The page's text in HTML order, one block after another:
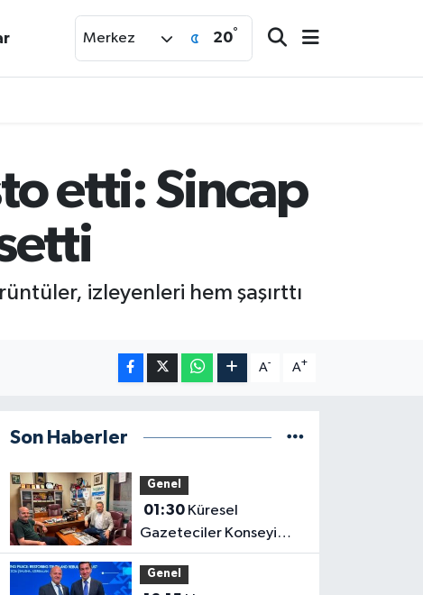
Merkez 20°
etti: Sincap
izleyenleri hem şaşırttı
A- A+
Son Haberler
Genel
01:30Küresel
Gazeteciler Konseyi
Başkanı Mehmet Ali
Dim’den Gazetemize
Genel